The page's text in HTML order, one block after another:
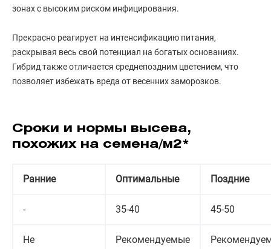
зонах с высоким риском инфицирования.
Прекрасно реагирует на интенсификацию питания,
раскрывая весь свой потенциал на богатых основаниях.
Гибрид также отличается среднепоздним цветением, что
позволяет избежать вреда от весенних заморозков.
Сроки и нормы высева,
похожих на семена/м2*
Ранние Оптимальные Поздние
- 35-40 45-50
Не
Рекомендуемые